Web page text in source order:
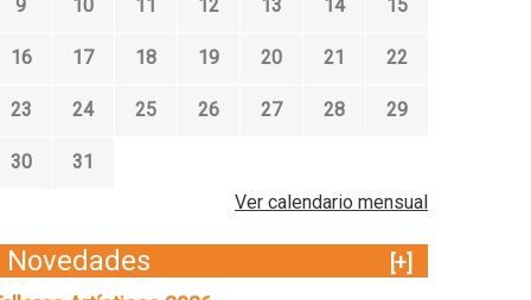
9 10 11 12 13 14 15
16 17 18 19 20 21 22
23 24 25 26 27 28 29
30
31
Ver calendario mensual
Novedades
[+]